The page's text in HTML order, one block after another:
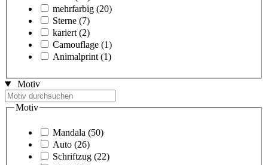
mehrfarbig (20)
Sterne (7)
kariert (2)
Camouflage (1)
Animalprint (1)
Motiv
Motiv
Mandala (50)
Auto (26)
Schriftzug (22)